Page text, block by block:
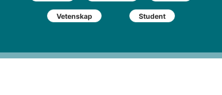
Vetenskap Student